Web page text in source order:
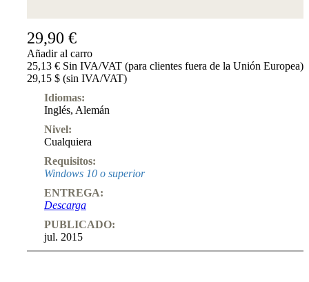
29,90 €
Añadir al carro
25,13 € Sin IVA/VAT (para clientes fuera de la Unión Europea)
29,15 $ (sin IVA/VAT)
Idiomas:
Inglés, Alemán
Nivel:
Cualquiera
Requisitos:
Windows 10 o superior
ENTREGA:
Descarga
PUBLICADO:
jul. 2015